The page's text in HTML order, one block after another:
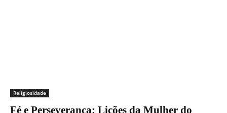
Religiosidade
Fé e Perseverança: Lições da Mulher do